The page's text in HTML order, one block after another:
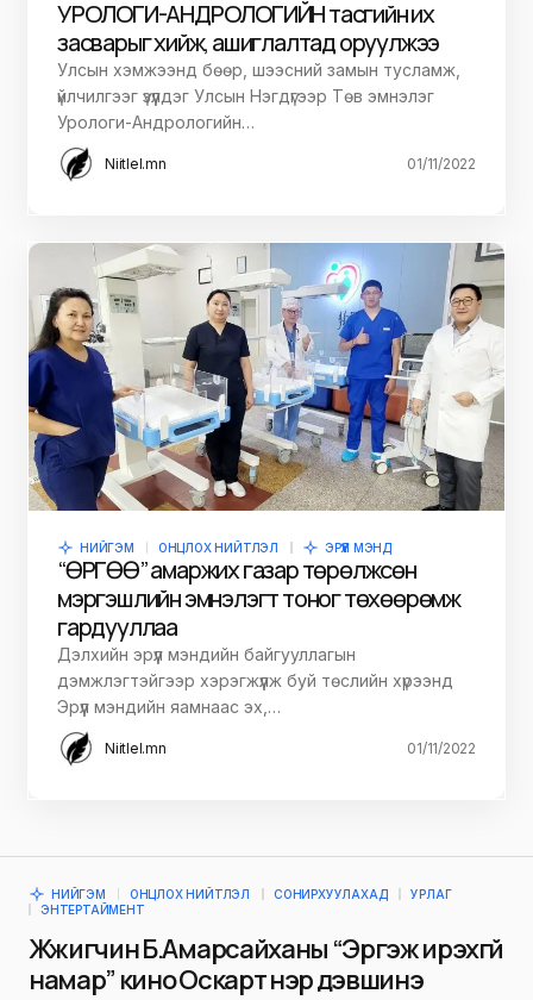
УРОЛОГИ-АНДРОЛОГИЙН тасгийн их
засварыг хийж, ашиглалтад оруулжээ ​​​​​​​
Улсын хэмжээнд бөөр, шээсний замын тусламж,
үйлчилгээг үзүүлдэг Улсын Нэгдүгээр Төв эмнэлэг
Урологи-Андрологийн…
Niitlel.mn 01/11/2022
НИЙГЭМ ОНЦЛОХ НИЙТЛЭЛ ЭРҮҮЛ МЭНД
“ӨРГӨӨ” амаржих газар төрөлжсөн
мэргэшлийн эмнэлэгт тоног төхөөрөмж
гардууллаа
Дэлхийн эрүүл мэндийн байгууллагын
дэмжлэгтэйгээр хэрэгжүүлж буй төслийн хүрээнд
Эрүүл мэндийн яамнаас эх,…
Niitlel.mn 01/11/2022
НИЙГЭМ ОНЦЛОХ НИЙТЛЭЛ СОНИРХУУЛАХАД
УРЛАГ
ЭНТЕРТАЙМЕНТ
Жүжигчин Б.Амарсайханы “Эргэж ирэхгүй
намар” кино Оскарт нэр дэвшинэ